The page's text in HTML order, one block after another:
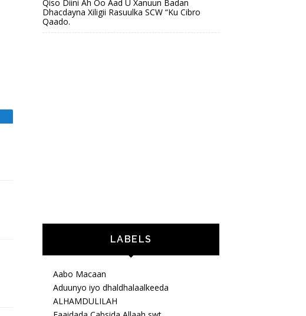
Qiso Diini Ah Oo Aad U Xanuun Badan
Dhacdayna Xiligii Rasuulka SCW “Ku Cibro
Qaado.
LABELS
Aabo Macaan
Aduunyo iyo dhaldhalaalkeeda
ALHAMDULILAH